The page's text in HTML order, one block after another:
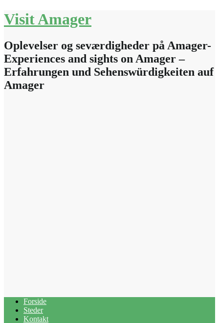
Skip
to
Visit Amager
Oplevelser og seværdigheder på Amager-
Experiences and sights on Amager –
Erfahrungen und Sehenswürdigkeiten auf
Amager
Forside
Steder
Kontakt